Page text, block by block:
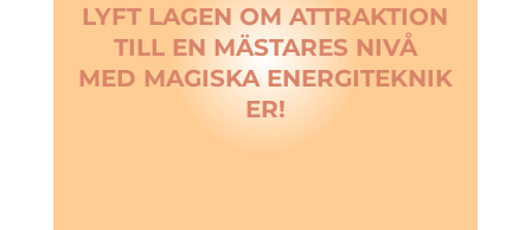
LYFT LAGEN OM ATTRAKTION
TILL EN MÄSTARES NIVÅ
MED MAGISKA ENERGITEKNIK
ER!